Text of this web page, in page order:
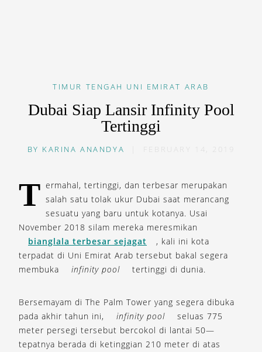
TIMUR TENGAH UNI EMIRAT ARAB
Dubai Siap Lansir Infinity Pool
Tertinggi
BY KARINA ANANDYA FEBRUARY 14, 2019
T ermahal, tertinggi, dan terbesar merupakan
salah satu tolak ukur Dubai saat merancang
sesuatu yang baru untuk kotanya. Usai
November 2018 silam mereka meresmikan
bianglala terbesar sejagat
, kali ini kota
terpadat di Uni Emirat Arab tersebut bakal segera
membuka
infinity pool tertinggi di dunia.
Bersemayam di The Palm Tower yang segera dibuka
pada akhir tahun ini,
infinity pool
seluas 775
meter persegi tersebut bercokol di lantai 50—
tepatnya berada di ketinggian 210 meter di atas